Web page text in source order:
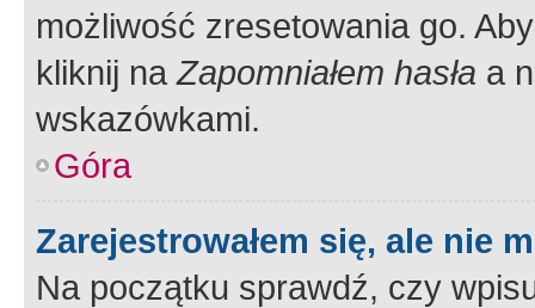
możliwość zresetowania go.
kliknij naZapomniałem hasła a
wskazówkami.
Góra
Zarejestrowałem się, ale nie
Na początku sprawdź, czy